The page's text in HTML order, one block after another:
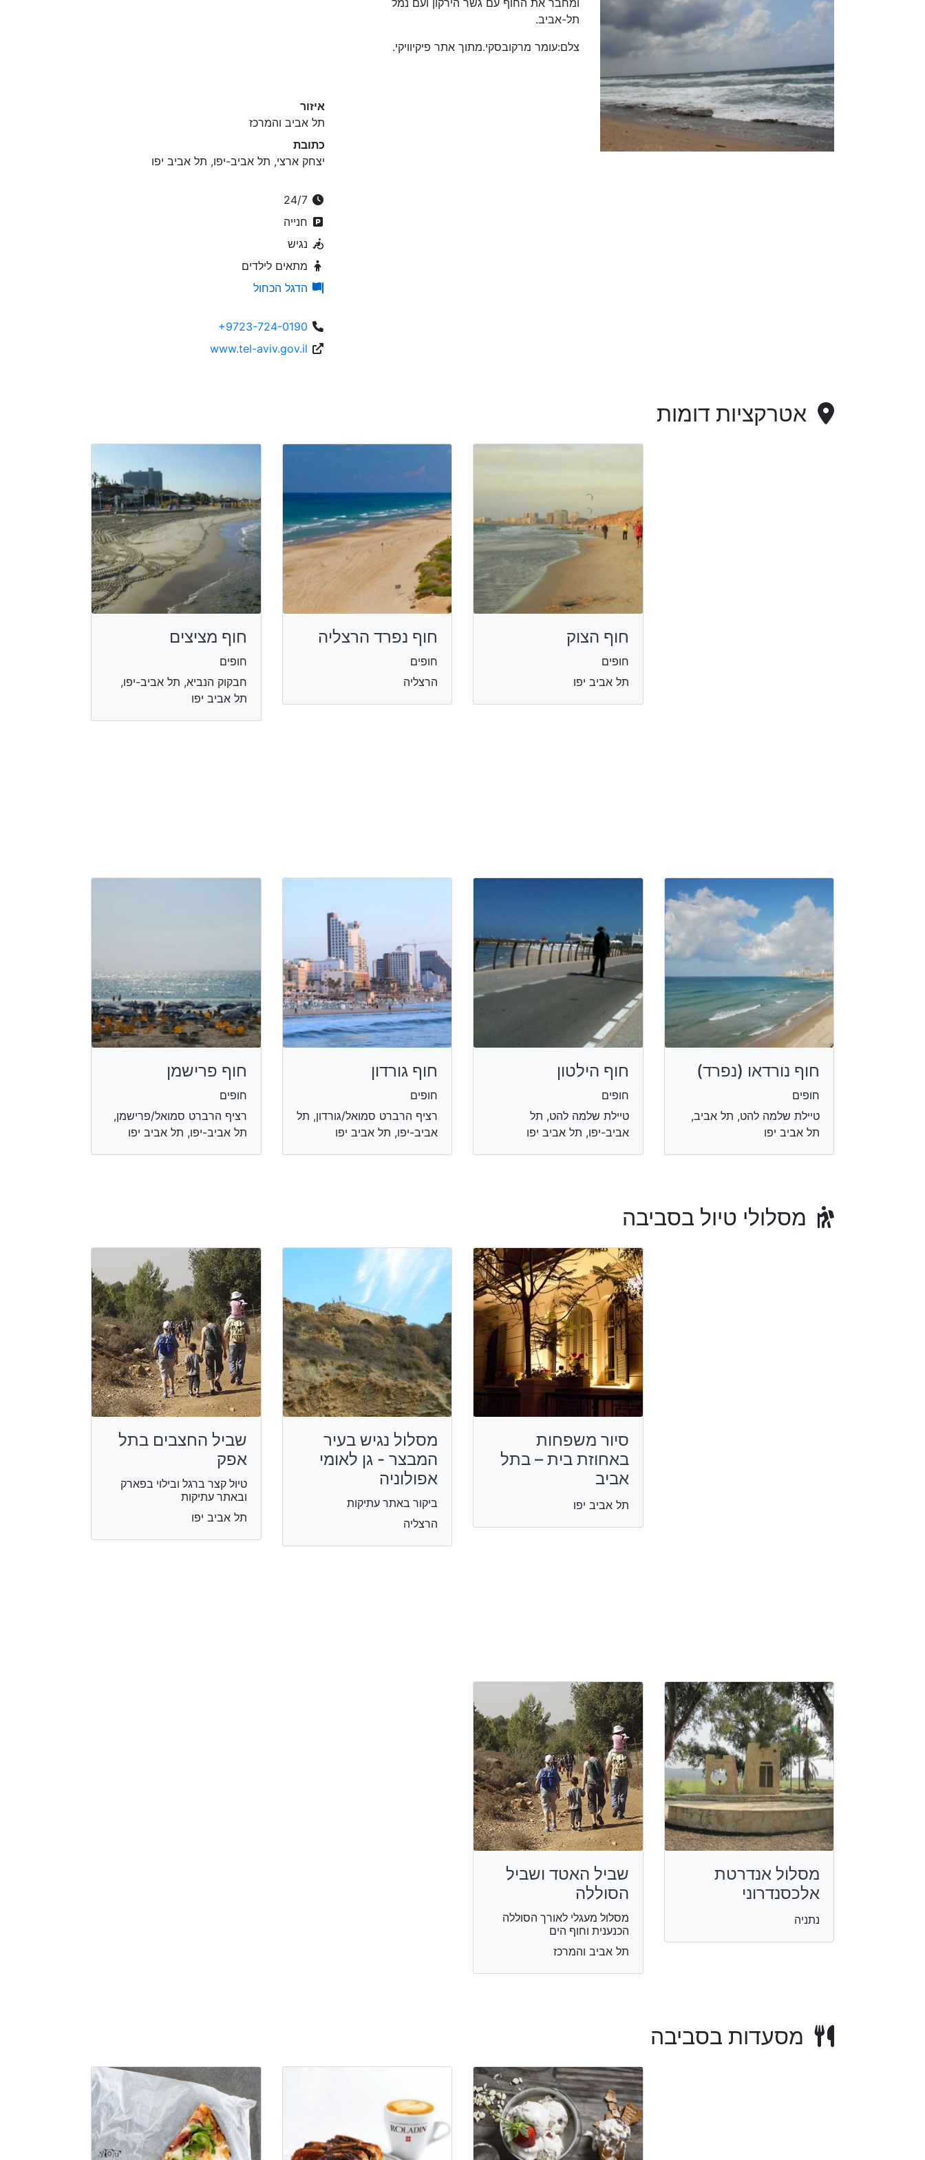
ומחבר את החוף עם גשר הירקון ועם נמל
תל-אביב.
צלם:עומר מרקובסקי.מתוך אתר פיקיוויקי.
איזור
תל אביב והמרכז
כתובת
יצחק ארצי, תל אביב-יפו, תל אביב יפו
חנייה
נגיש
מתאים לילדים
הדגל הכחול
+9723-724-0190
www.tel-aviv.gov.il
אטרקציות דומות
חוף הצוק
חופים
תל אביב יפו
חוף נפרד הרצליה
חופים
הרצליה
חוף מציצים
חופים
חבקוק הנביא, תל אביב-יפו,
תל אביב יפו
חוף נורדאו (נפרד)
חופים
טיילת שלמה להט, תל אביב,
תל אביב יפו
חוף הילטון
חופים
טיילת שלמה להט, תל
אביב-יפו, תל אביב יפו
חוף גורדון
חופים
רציף הרברט סמואל/גורדון, תל
אביב-יפו, תל אביב יפו
חוף פרישמן
חופים
רציף הרברט סמואל/פרישמן,
תל אביב-יפו, תל אביב יפו
מסלולי טיול בסביבה
סיור משפחות
באחוזת בית – בתל
אביב
תל אביב יפו
מסלול נגיש בעיר
המבצר - גן לאומי
אפולוניה
ביקור באתר עתיקות
הרצליה
שביל החצבים בתל
אפק
טיול קצר ברגל ובילוי בפארק
ובאתר עתיקות
תל אביב יפו
מסלול אנדרטת
אלכסנדרוני
נתניה
שביל האטד ושביל
הסוללה
מסלול מעגלי לאורך הסוללה
הכנענית וחוף הים
תל אביב והמרכז
מסעדות בסביבה